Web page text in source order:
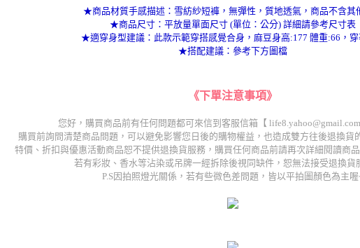
★商品材質手感描述：雪紡紗短褲，無彈性，質地透氣，商品不含其
★商品尺寸：平放量單面尺寸 (單位：公分) 詳細請參考尺寸表
★適穿身型建議：此款示範穿搭感覺合身，麻豆身高:177 體重:66，
★搭配建議：參考下方圖檔
《下單注意事項》
您好，購買商品前有任何問題都可來信到客服信箱【
購買前詢問清楚商品問題，可以避免影響您日後的購物權益，也造成雙方往後退換貨
特價、折扣與優惠活動商品恕不提供退換貨服務，購買任何商品前請再次詳細閱讀商
若有彩妝、香水等沾染或吊牌一經拆除後視同缺件，恕無法接受退換貨
P.S因拍照燈光關係，若有些微色差問題，皆以平拍圖顏色為主喔